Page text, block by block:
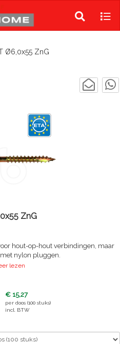
Toggle
search
Ø6,0x55 ZnG
ZnG
hout-op-hout verbindingen, maar
nylon pluggen.
lezen
€ 15,27
per doos (100 stuks)
incl. BTW